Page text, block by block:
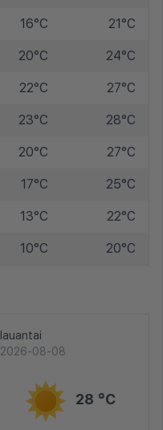
16°C 21°C
20°C 24°C
22°C 27°C
23°C 28°C
20°C 27°C
17°C 25°C
13°C 22°C
10°C 20°C
lauantai
2026-08-08
28 °C